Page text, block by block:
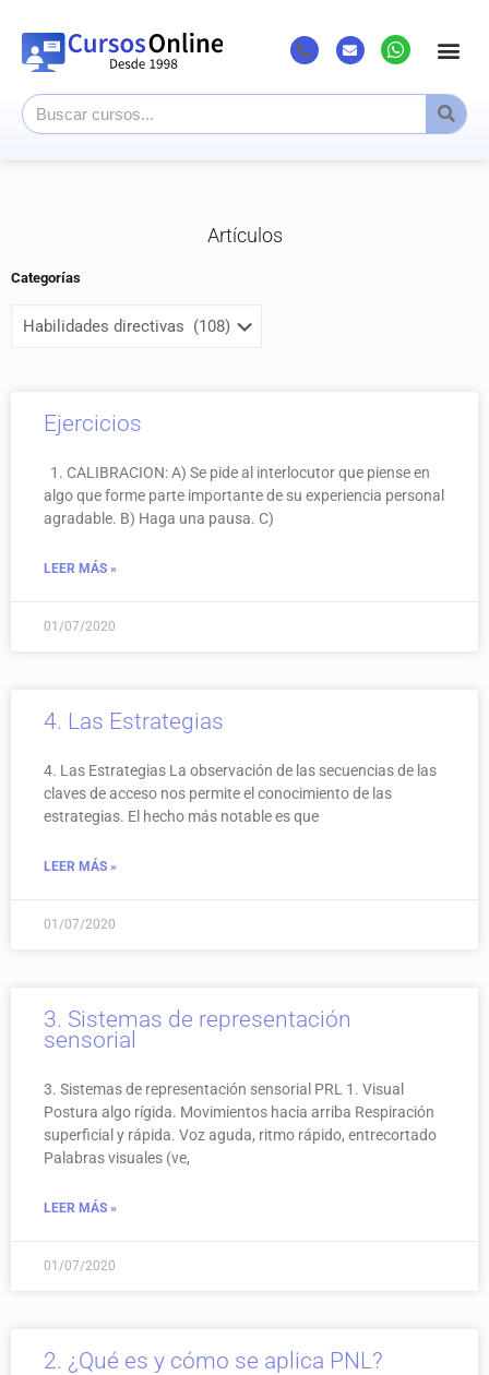
Artículos
Categorías
Ejercicios
1. CALIBRACION: A) Se pide al interlocutor que piense en
algo que forme parte importante de su experiencia personal
agradable. B) Haga una pausa. C)
LEER MÁS »
01/07/2020
4. Las Estrategias
4. Las Estrategias La observación de las secuencias de las
claves de acceso nos permite el conocimiento de las
estrategias. El hecho más notable es que
LEER MÁS »
01/07/2020
3. Sistemas de representación
sensorial
3. Sistemas de representación sensorial PRL 1. Visual
Postura algo rígida. Movimientos hacia arriba Respiración
superficial y rápida. Voz aguda, ritmo rápido, entrecortado
Palabras visuales (ve,
LEER MÁS »
01/07/2020
2. ¿Qué es y cómo se aplica PNL?